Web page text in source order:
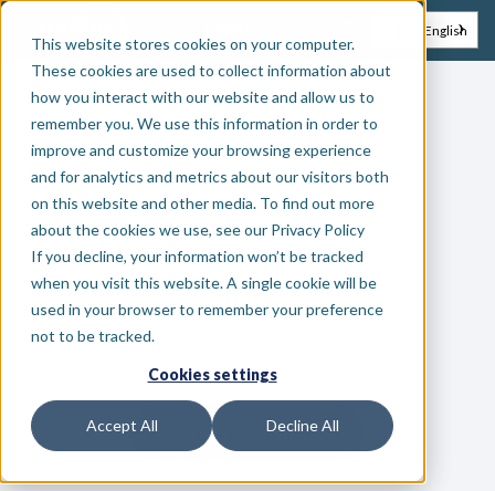
This website stores cookies on your computer.
These cookies are used to collect information about
how you interact with our website and allow us to
remember you. We use this information in order to
improve and customize your browsing experience
and for analytics and metrics about our visitors both
on this website and other media. To find out more
about the cookies we use, see our Privacy Policy
If you decline, your information won’t be tracked
when you visit this website. A single cookie will be
used in your browser to remember your preference
not to be tracked.
Cookies settings
Accept All Decline All
English
BOEK EEN DEMO